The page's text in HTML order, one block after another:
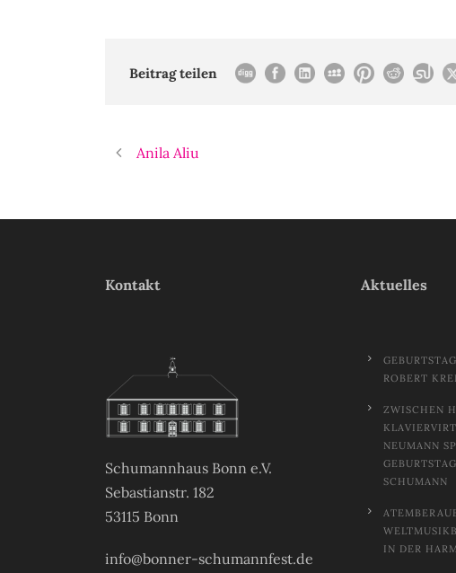
Beitrag teilen
Anila Aliu
Kontakt
Schumannhaus Bonn e.V.
Sebastianstr. 182
53115 Bonn
info@bonner-schumannfest.de
Aktuelles
ROBERT
ZWISCHEN
NEUMANN
SCHUMANN
N DER